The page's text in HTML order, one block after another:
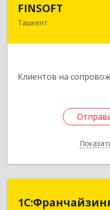
FINSOFT
Ташкент
Клиентов на
Узбекистан